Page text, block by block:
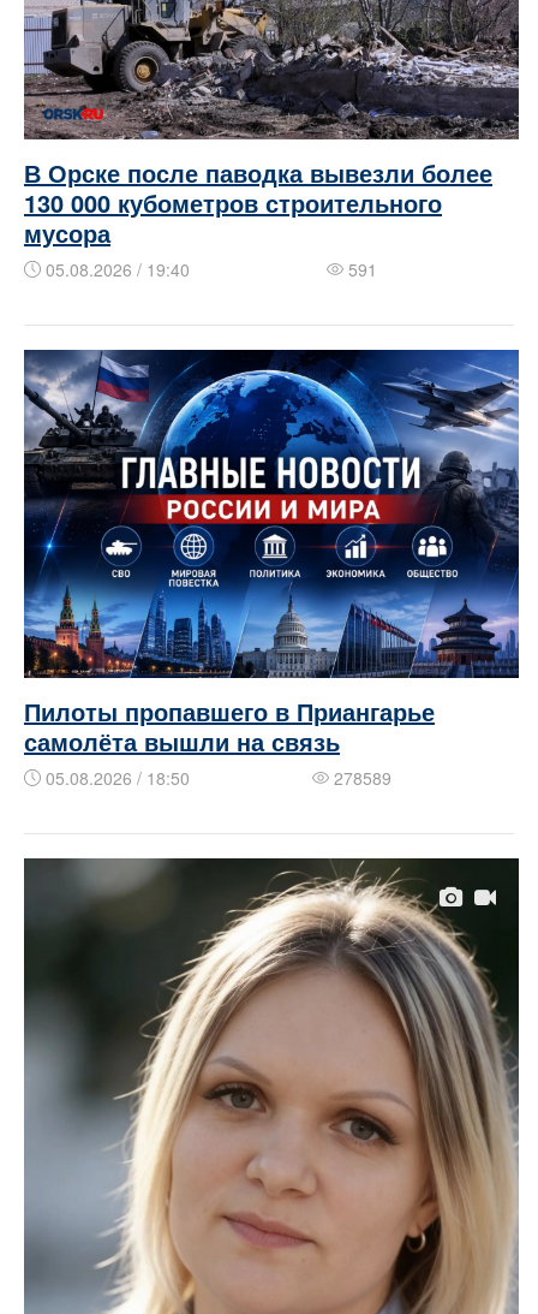
В Орске после паводка вывезли более
130 000 кубометров строительного
мусора
05.08.2026 / 19:40 591
Пилоты пропавшего в Приангарье
самолёта вышли на связь
05.08.2026 / 18:50 278589